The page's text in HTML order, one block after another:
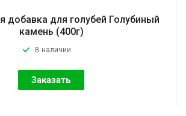
добавка для голубей Голубиный
камень (400г)
В наличии
Заказать